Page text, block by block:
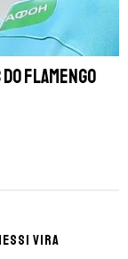
Flamengo
vira